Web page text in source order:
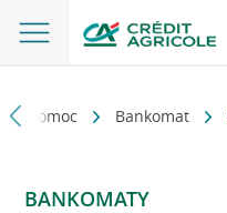
i pomoc Bankomat
BANKOMATY